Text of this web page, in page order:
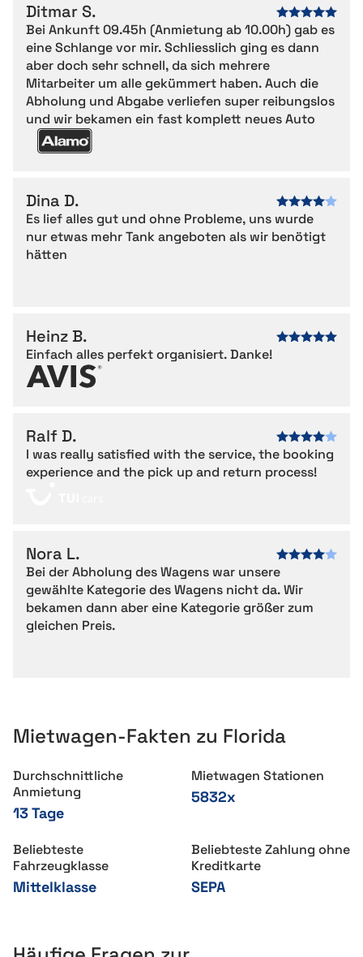
Ditmar S.
Bei Ankunft 09.45h (Anmietung ab 10.00h) gab es
eine Schlange vor mir. Schliesslich ging es dann
aber doch sehr schnell, da sich mehrere
Mitarbeiter um alle gekümmert haben. Auch die
Abholung und Abgabe verliefen super reibungslos
und wir bekamen ein fast komplett neues Auto
Dina D.
Es lief alles gut und ohne Probleme, uns wurde
nur etwas mehr Tank angeboten als wir benötigt
hätten
Heinz B.
Einfach alles perfekt organisiert. Danke!
Ralf D.
I was really satisfied with the service, the booking
experience and the pick up and return process!
Nora L.
Bei der Abholung des Wagens war unsere
gewählte Kategorie des Wagens nicht da. Wir
bekamen dann aber eine Kategorie größer zum
gleichen Preis.
Mietwagen-Fakten zu Florida
Durchschnittliche
Anmietung
13 Tage
Mietwagen Stationen
5832x
Beliebteste
Fahrzeugklasse
Mittelklasse
Beliebteste Zahlung ohne
Kreditkarte
SEPA